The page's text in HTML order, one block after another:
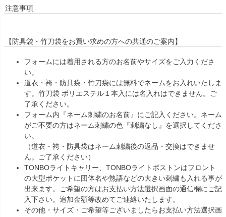
注意事項
【防具袋・竹刀袋をお買い求めの方への共通のご案内】
フォームには着用される方のお名前やサイズをご入力くださ
い。
道衣・袴・防具袋・竹刀袋には無料でネームをお入れいたしま
す。竹刀袋 ポリエステル１本入には名入れはできません。ご
了承ください。
フォーム内『ネーム刺繍のお名前』にご記入ください。ネーム
がご不要の方はネーム刺繍の色『刺繍なし』を選択してくださ
い。
（道衣・袴・防具袋はネーム刺繍後の返品・交換はできませ
ん。ご了承ください）
TONBOライトキャリー、TONBOライトボストンはフロント
の大型ポケットに団体名や熟語などの大きい刺繍も入れる事が
出来ます。ご希望の方はお支払い方法選択画面の通信欄にご記
入下さい。追加金額等改めてご連絡いたします。
その他・サイズ・ご希望等ございましたらお支払い方法選択画